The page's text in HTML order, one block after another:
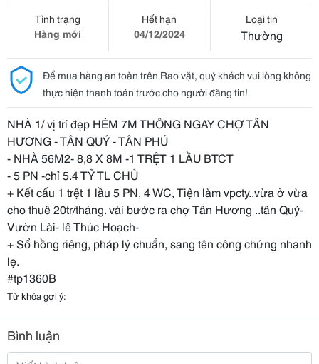
Tình trạng
Hàng mới
Hết hạn
04/12/2024
Loại tin
Thường
Để mua hàng an toàn trên Rao vặt, quý khách vui lòng không
thực hiện thanh toán trước cho người đăng tin!
NHÀ 1/ vị trí đẹp HẺM 7M THÔNG NGAY CHỢ TÂN
HƯƠNG - TÂN QUÝ - TÂN PHÚ
- NHÀ 56M2- 8,8 X 8M -1 TRỆT 1 LẦU BTCT
- 5 PN -chỉ 5.4 TỶ TL CHỦ
+ Kết cấu 1 trệt 1 lầu 5 PN, 4 WC, Tiện làm vpcty..vừa ở vừa
cho thuê 20tr/tháng. vài bước ra chợ Tân Hương ..tân Quý-
Vườn Lài- lê Thúc Hoạch-
+ Sổ hồng riêng, pháp lý chuẩn, sang tên công chứng nhanh
lẹ.
#tp1360B
Từ khóa gợi ý:
Bình luận